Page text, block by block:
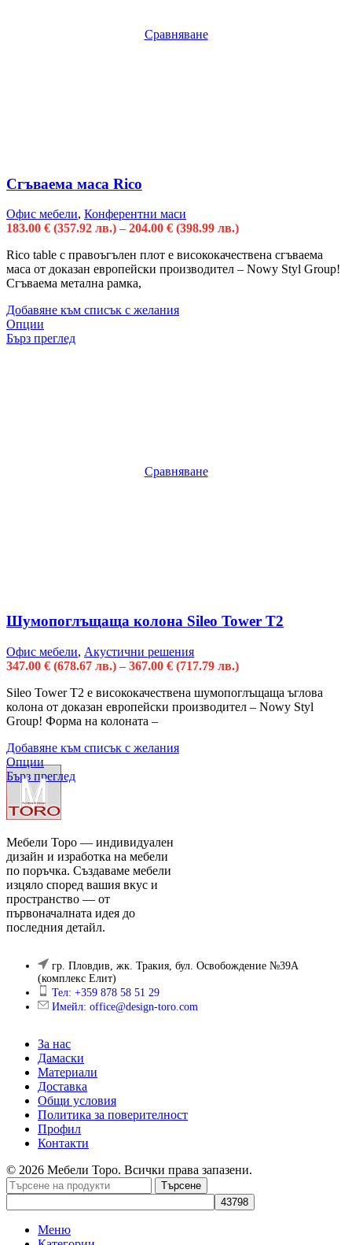
Сравняване
Сгъваема маса Rico
Офис мебели, Конферентни маси
183.00 € (357.92 лв.) – 204.00 € (398.99 лв.)
Rico table с правоъгълен плот е висококачествена сгъваема
маса от доказан европейски производител – Nowy Styl Group!
Сгъваема метална рамка,
Добавяне към списък с желания
Опции
Бърз преглед
Сравняване
Шумопоглъщаща колона Sileo Tower T2
Офис мебели, Акустични решения
347.00 € (678.67 лв.) – 367.00 € (717.79 лв.)
Sileo Tower T2 е висококачественa шумопоглъщащa ъглова
колона от доказан европейски производител – Nowy Styl
Group! Форма на колоната –
Добавяне към списък с желания
Опции
Бърз преглед
Мебели Торо — индивидуален
дизайн и изработка на мебели
по поръчка. Създаваме мебели
изцяло според вашия вкус и
пространство — от
първоначалната идея до
последния детайл.
гр. Пловдив, жк. Тракия, бул. Освобождение №39А
(комплекс Елит)
Тел: +359 878 58 51 29
Имейл: office@design-toro.com
За нас
Дамаски
Материали
Доставка
Общи условия
Политика за поверителност
Профил
Контакти
© 2026 Мебели Торо. Всички права запазени.
Търсене
Меню